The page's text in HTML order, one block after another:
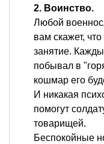
2. Воинство.
Любой
вам скажет,
занятие.
побывал в
кошмар его
И никакая
помогут
товарищей.
Беспокойные